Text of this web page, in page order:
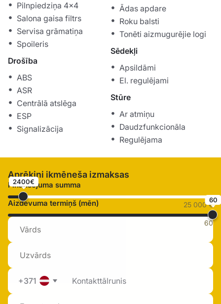
Pilnpiedziņa 4x4
Salona gaisa filtrs
Servisa grāmatiņa
Spoileris
Drošība
ABS
ASR
Centrālā atslēga
ESP
Signalizācija
Ādas apdare
Roku balsti
Tonēti aizmugurējie logi
Sēdekļi
Apsildāmi
El. regulējami
Stūre
Ar atmiņu
Daudzfunkcionāla
Regulējama
Aprēķini ikmēneša izmaksas
Finansējuma summa
2400€
25 000 €
Aizdevuma termiņš (mēn) 60
60
+371